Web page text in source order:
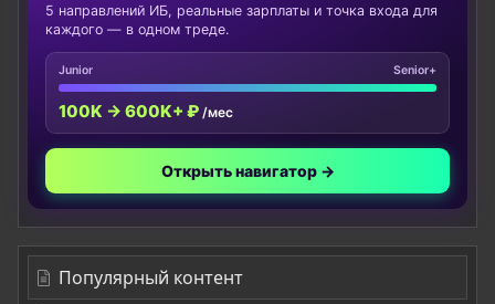
5 направлений ИБ, реальные зарплаты и точка входа для
каждого — в одном треде.
Junior Senior+
100K → 600K+ ₽ /мес
Открыть навигатор →
Популярный контент